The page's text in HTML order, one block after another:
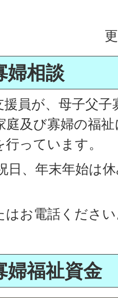
婦相談
員が、母子父
庭及び寡婦の福
っています。
日、年末年始は
はお電話くださ
婦福祉資金